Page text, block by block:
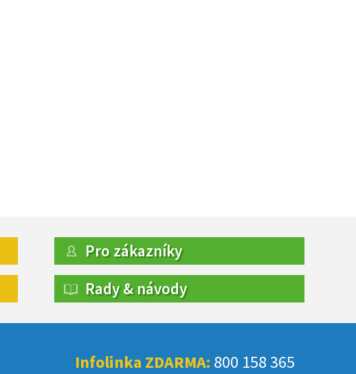
Pro zákazníky
Rady & návody
Infolinka ZDARMA: 800 158 365